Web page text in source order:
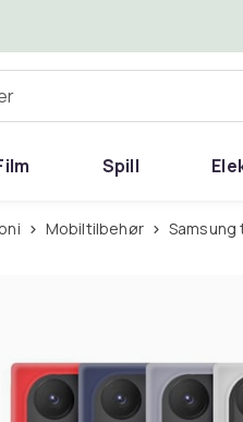
Spill
Mobiltilbehør